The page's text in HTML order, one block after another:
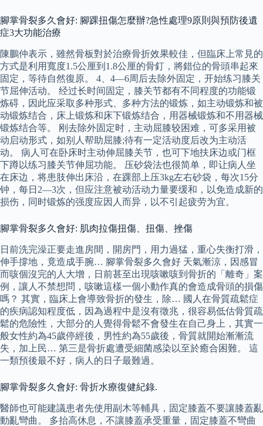
腳掌骨裂多久會好: 腳踝扭傷怎麼辦?急性處理9原則與預防後遺
症3大功能治療
陳鵬仲表示，雖然骨板對於治療骨折效果較佳，但臨床上常見的
方式是利用寬度1.5公厘到1.8公厘的骨釘，將錯位的骨頭串起來
固定，等待自然復原。 4、4—6周后去除外固定，开始练习膝关
节屈伸活动。 经过长时间固定，膝关节都有不同程度的功能锻
炼碍，因此应采取多种形式、多种方法的锻炼，如主动锻炼和被
动锻炼结合，床上锻炼和床下锻炼结合，用器械锻炼和不用器械
锻炼结合等。 刚去除外固定时，主动屈膝较困难，可多采用被
动启动形式，如别人帮助屈膝;待有一定活动度后改为主动活
动。 病人可在卧床时主动伸屈膝关节，也可下地扶床边或门框
下蹲以练习膝关节伸屈功能。 压砂袋法也很简单，即让病人坐
在床边，将患肢伸出床沿，在踝部上压3kg左右砂袋，每次15分
钟，每日2—3次，但应注意被动活动力量要缓和，以免造成新的
损伤，同时锻炼的强度应因人而异，以不引起疲劳为宜。
腳掌骨裂多久會好: 肌肉拉傷扭傷、扭傷、挫傷
日前洗完澡正要走進房間，開房門，用力過猛，重心失衡打滑，
伸手撐地，竟造成手腕… 腳掌骨裂多久會好 天氣漸涼，因感冒
而咳個沒完的人大增，日前甚至出現咳嗽咳到骨折的「離奇」案
例，讓人不禁想問，咳嗽這樣一個小動作真的會造成骨頭的損傷
嗎？ 其實，臨床上會導致骨折的發生，除… 國人在骨質疏鬆症
的疾病認知程度低，因為過程中是沒有徵兆，很容易低估骨質疏
鬆的危險性，大部分的人覺得骨鬆不會發生在自己身上，其實一
般女性約為45歲停經後，男性約為55歲後，骨質就開始漸漸流
失，加上民… 第三是骨折處遭受細菌感染以至於癒合困難。 這
一類預後最不好，病人的日子最難過。
腳掌骨裂多久會好: 骨折水療復健紀錄.
醫師也可能建議患者先使用副木等輔具，固定膝蓋不要讓膝蓋亂
動亂彎曲。 多抬高休息，不讓膝蓋承受重量，固定膝蓋不彎曲